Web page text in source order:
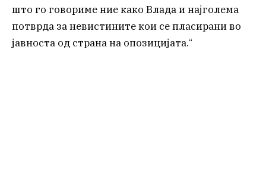
што го говориме ние како Влада и најголема
потврда за невистините кои се пласирани во
јавноста од страна на опозицијата.“